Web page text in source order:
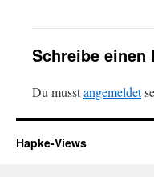
Schreibe einen
Du musstangemeldet
Hapke-Views